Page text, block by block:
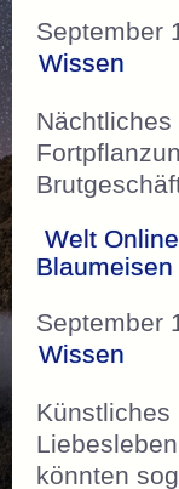
September
Wissen
Welt
September
Wissen
Künstliches
könnten